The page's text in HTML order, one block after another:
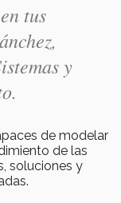
tus
y
de modelar
de las
soluciones y